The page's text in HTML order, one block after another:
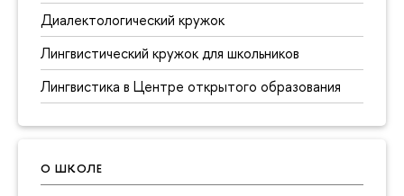
Диалектологический кружок
Лингвистический кружок для школьников
Лингвистика в Центре открытого образования
О ШКОЛЕ